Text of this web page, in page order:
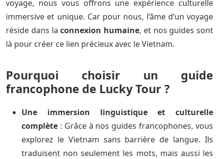
voyage, nous vous offrons une expérience culturelle
immersive et unique. Car pour nous, l’âme d’un voyage
réside dans laconnexion humaine, et nos guides sont
là pour créer ce lien précieux avec le Vietnam.
Pourquoi choisir un guide
francophone de Lucky Tour ?
Une immersion linguistique et culturelle
complète : Grâce à nos guides francophones, vous
explorez le Vietnam sans barrière de langue. Ils
traduisent non seulement les mots, mais aussi les